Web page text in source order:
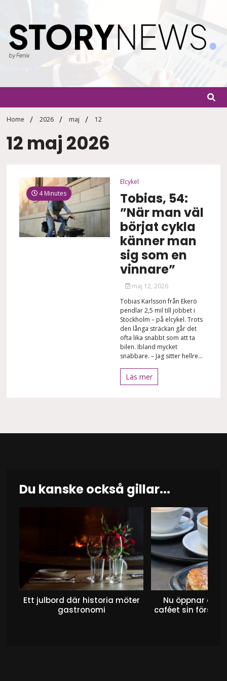
Home 2026 maj 12
12 maj 2026
4 Minutes
Elcykel
Tobias, 54:
”När man väl
börjat cykla
känner man
sig som en
vinnare”
maj 12, 2026
Tobias Karlsson från Ekerö
pendlar 2,5 mil till jobbet i
Stockholm – på elcykel. Trots
den långa sträckan går det
ofta lika snabbt som att ta
bilen. Ibland mycket
snabbare. – Jag sitter hellre...
Läs mer
Du kanske också gillar...
Ett julbord där historia möter
gastronomi
Nu öppnar det
caféet sin första